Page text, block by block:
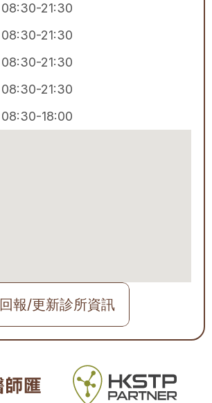
08:30-21:30
08:30-21:30
08:30-21:30
08:30-21:30
08:30-18:00
回報/更新診所資訊